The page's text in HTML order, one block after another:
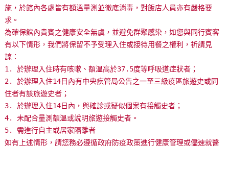
玩
玩
樂
地
圖
顧
客
服
務
施，於館內各處皆有額溫量測並徹底消毒，對飯店人員亦有嚴格要
求。
為確保館內貴賓之健康安全無虞，並避免群聚感染，如您與同行賓客
有以下情形，我們將保留不予受理入住或接待用餐之權利，祈請見
諒：
1. 於辦理入住時有咳嗽、額溫高於37.5度等呼吸道症狀者；
2. 於辦理入住14日內有中央疾管局公告之一至三級疫區旅遊史或同
住者有該旅遊史者；
3. 於辦理入住14日內，與確診或疑似個案有接觸史者；
4. 未配合量測額溫或說明旅遊接觸史者。
5. 需進行自主或居家隔離者
如有上述情形，請您務必遵循政府防疫政策進行健康管理或儘速就醫